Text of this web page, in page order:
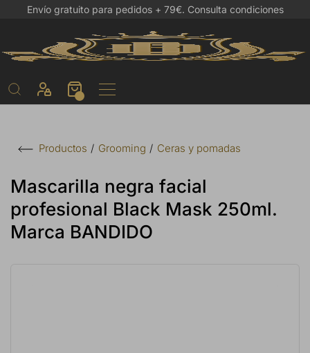
Envío gratuito para pedidos + 79€. Consulta condiciones
Productos Grooming Ceras y pomadas
Mascarilla negra facial
profesional Black Mask 250ml.
Marca BANDIDO